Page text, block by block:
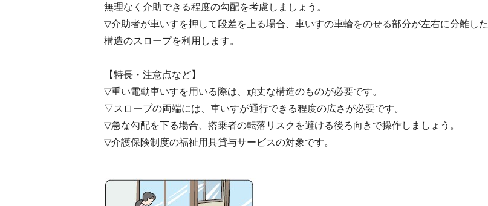
無理なく介助できる程度の勾配を考慮しましょう。
▽介助者が車いすを押して段差を上る場合、車いすの車輪をのせる部分が左右に分離した
構造のスロープを利用します。
【特長・注意点など】
▽重い電動車いすを用いる際は、頑丈な構造のものが必要です。
▽スロープの両端には、車いすが通行できる程度の広さが必要です。
▽急な勾配を下る場合、搭乗者の転落リスクを避ける後ろ向きで操作しましょう。
▽介護保険制度の福祉用具貸与サービスの対象です。